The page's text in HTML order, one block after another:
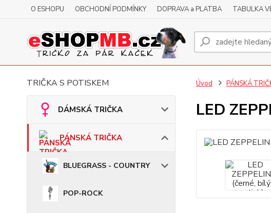
O ESHOPU OBCHODNÍ PODMÍNKY DOPRAVA a PLATBA TABULKA
TRIČKA S POTISKEM
DÁMSKÁ TRIČKA
PÁNSKÁ TRIČKA
BLUEGRASS - COUNTRY
POP-ROCK
Úvod PÁNSKÁ
LED